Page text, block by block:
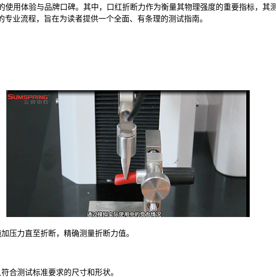
体验与品牌口碑。其中，口红折断力作为衡量其物理强度的重要指标，其
业流程，旨在为读者提供一个全面、有条理的测试指南。
力直至折断，精确测量折断力值。
测试标准要求的尺寸和形状。